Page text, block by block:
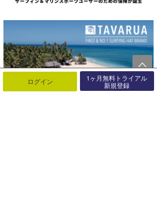
ログイン 1ヶ月無料トライアル
新規登録